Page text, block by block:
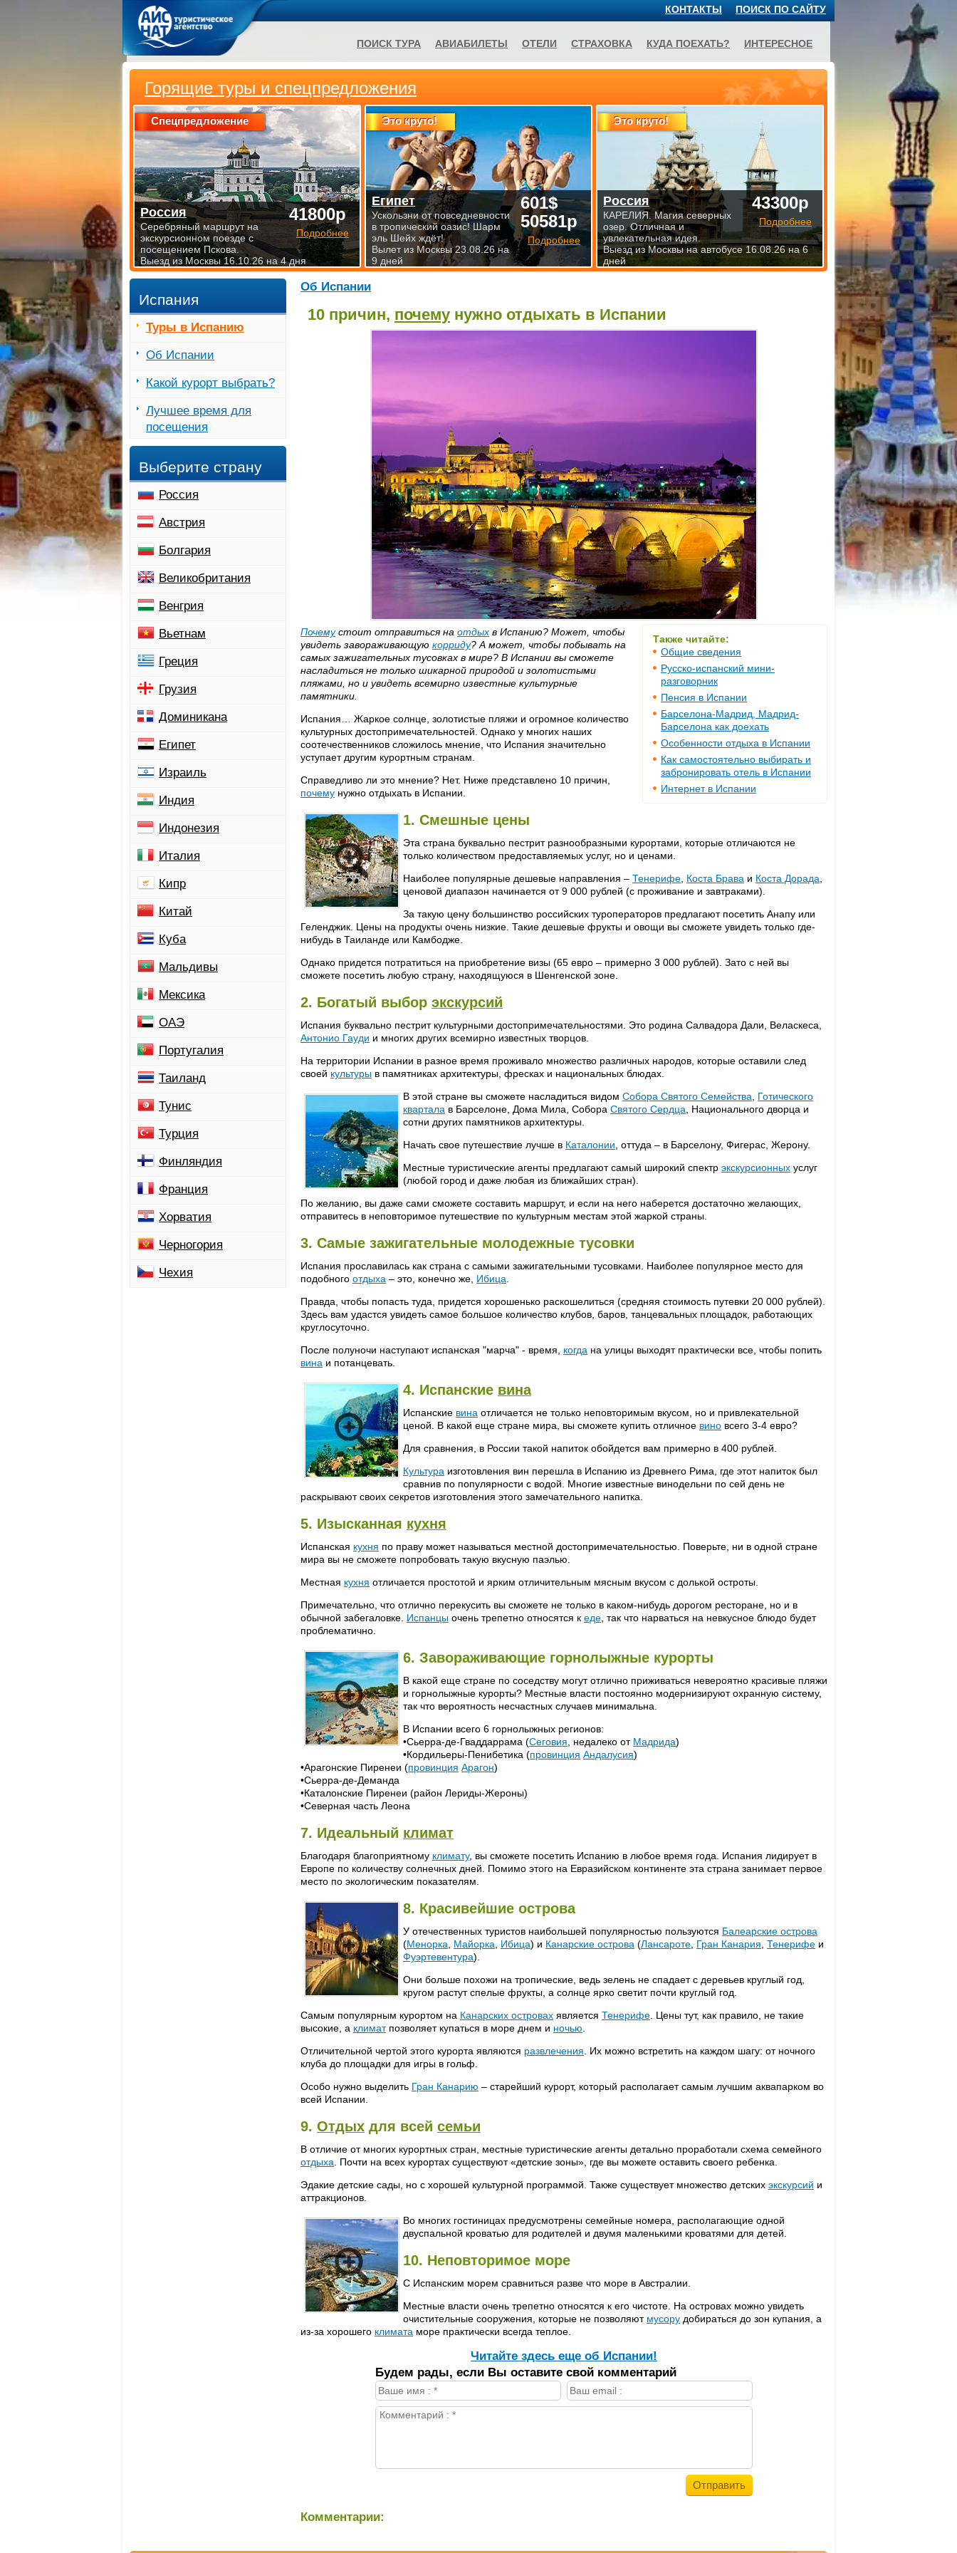
Об Испании
10 причин, почему нужно отдыхать в Испании
Также читайте:
Общие сведения
Русско-испанский мини-
разговорник
Пенсия в Испании
Барселона-Мадрид, Мадрид-
Барселона как доехать
Особенности отдыха в Испании
Как самостоятельно выбирать и
забронировать отель в Испании
Интернет в Испании
Почемустоит отправиться на отдых в Испанию? Может, чтобы
увидеть завораживающую корриду? А может, чтобы побывать на
самых зажигательных тусовках в мире? В Испании вы сможете
насладиться не только шикарной природой и золотистыми
пляжами, но и увидеть всемирно известные культурные
памятники.
Испания… Жаркое солнце, золотистые пляжи и огромное количество
культурных достопримечательностей. Однако у многих наших
соотечественников сложилось мнение, что Испания значительно
уступает другим курортным странам.
Справедливо ли это мнение? Нет. Ниже представлено 10 причин,
почему нужно отдыхать в Испании.
1. Смешные цены
Эта страна буквально пестрит разнообразными курортами, которые отличаются не
только количеством предоставляемых услуг, но и ценами.
Наиболее популярные дешевые направления – Тенерифе Коста Брава и Коста Дорада
ценовой диапазон начинается от 9 000 рублей (с проживание и завтраками).
За такую цену большинство российских туроператоров предлагают посетить Анапу или
Геленджик. Цены на продукты очень низкие. Такие дешевые фрукты и овощи вы сможете увидеть только где-
нибудь в Таиланде или Камбодже.
Однако придется потратиться на приобретение визы (65 евро – примерно 3 000 рублей). Зато с ней вы
сможете посетить любую страну, находящуюся в Шенгенской зоне.
2. Богатый выбор экскурсий
Испания буквально пестрит культурными достопримечательностями. Это родина Салвадора Дали, Веласкеса,
Антонио Гауди и многих других всемирно известных творцов.
На территории Испании в разное время проживало множество различных народов, которые оставили след
своей культуры в памятниках архитектуры, фресках и национальных блюдах.
В этой стране вы сможете насладиться видом Собора Святого Семейства
Готического
квартала в Барселоне, Дома Мила, Собора Святого Сердца , Национального дворца и
сотни других памятников архитектуры.
Начать свое путешествие лучше в Каталонии , оттуда – в Барселону, Фигерас, Жерону.
Местные туристические агенты предлагают самый широкий спектр экскурсионных услуг
(любой город и даже любая из ближайших стран).
По желанию, вы даже сами сможете составить маршрут, и если на него наберется достаточно желающих,
отправитесь в неповторимое путешествие по культурным местам этой жаркой страны.
3. Самые зажигательные молодежные тусовки
Испания прославилась как страна с самыми зажигательными тусовками. Наиболее популярное место для
подобного отдыха – это, конечно же, Ибица
Правда, чтобы попасть туда, придется хорошенько раскошелиться (средняя стоимость путевки 20 000 рублей).
Здесь вам удастся увидеть самое большое количество клубов, баров, танцевальных площадок, работающих
круглосуточно.
После полуночи наступают испанская "марча" - время, когда на улицы выходят практически все, чтобы попить
вина и потанцевать.
4. Испанские вина
Испанские вина отличается не только неповторимым вкусом, но и привлекательной
ценой. В какой еще стране мира, вы сможете купить отличное вино всего 3-4 евро?
Для сравнения, в России такой напиток обойдется вам примерно в 400 рублей.
Культура изготовления вин перешла в Испанию из Древнего Рима, где этот напиток был
сравнив по популярности с водой. Многие известные винодельни по сей день не
раскрывают своих секретов изготовления этого замечательного напитка.
5. Изысканная кухня
Испанская кухня по праву может называться местной достопримечательностью. Поверьте, ни в одной стране
мира вы не сможете попробовать такую вкусную паэлью.
Местная кухня отличается простотой и ярким отличительным мясным вкусом с долькой остроты.
Примечательно, что отлично перекусить вы сможете не только в каком-нибудь дорогом ресторане, но и в
обычной забегаловке. Испанцы очень трепетно относятся к еде , так что нарваться на невкусное блюдо будет
проблематично.
6. Завораживающие горнолыжные курорты
В какой еще стране по соседству могут отлично приживаться невероятно красивые пляжи
и горнолыжные курорты? Местные власти постоянно модернизируют охранную систему,
так что вероятность несчастных случаев минимальна.
В Испании всего 6 горнолыжных регионов:
•Сьерра-де-Гваддаррама (Сеговия , недалеко от Мадрида)
•Кордильеры-Пенибетика (провинция Андалусия)
•Арагонские Пиренеи (провинция Арагон)
•Сьерра-де-Деманда
•Каталонские Пиренеи (район Лериды-Жероны)
•Северная часть Леона
7. Идеальный климат
Благодаря благоприятному климату, вы сможете посетить Испанию в любое время года. Испания лидирует в
Европе по количеству солнечных дней. Помимо этого на Евразийском континенте эта страна занимает первое
место по экологическим показателям.
8. Красивейшие острова
У отечественных туристов наибольшей популярностью пользуются Балеарские острова
(Менорка Майорка Ибица) и Канарские острова (Лансароте Гран Канария Тенерифе и
Фуэртевентура).
Они больше похожи на тропические, ведь зелень не спадает с деревьев круглый год,
кругом растут спелые фрукты, а солнце ярко светит почти круглый год.
Самым популярным курортом на Канарских островах является Тенерифе . Цены тут, как правило, не такие
высокие, а климатпозволяет купаться в море днем и ночью
Отличительной чертой этого курорта являются развлечения . Их можно встретить на каждом шагу: от ночного
клуба до площадки для игры в гольф.
Особо нужно выделить Гран Канарию – старейший курорт, который располагает самым лучшим аквапарком во
всей Испании.
9. Отдых для всей семьи
В отличие от многих курортных стран, местные туристические агенты детально проработали схема семейного
отдыха . Почти на всех курортах существуют «детские зоны», где вы можете оставить своего ребенка.
Эдакие детские сады, но с хорошей культурной программой. Также существует множество детских экскурсий и
аттракционов.
Во многих гостиницах предусмотрены семейные номера, располагающие одной
двуспальной кроватью для родителей и двумя маленькими кроватями для детей.
10. Неповторимое море
С Испанским морем сравниться разве что море в Австралии.
Местные власти очень трепетно относятся к его чистоте. На островах можно увидеть
очистительные сооружения, которые не позволяют мусору добираться до зон купания, а
из-за хорошего климата море практически всегда теплое.
Читайте здесь еще об Испании!
Будем рады, если Вы оставите свой комментарий
Комментарии:
Испания
Туры в Испанию
Об Испании
Какой курорт выбрать?
Лучшее время для
посещения
Выберите страну
Россия
Австрия
Болгария
Великобритания
Венгрия
Вьетнам
Греция
Грузия
Доминикана
Египет
Израиль
Индия
Индонезия
Италия
Кипр
Китай
Куба
Мальдивы
Мексика
ОАЭ
Португалия
Таиланд
Тунис
Турция
Финляндия
Франция
Хорватия
Черногория
Чехия
Горящие туры и спецпредложения
Спецпредложение
41800р
Подробнее
Россия
Серебряный маршрут на
экскурсионном поезде с
посещением Пскова.
Выезд из Москвы 16.10.26 на 4 дня
Это круто!
601$
50581р
Подробнее
Египет
Ускользни от повседневности
в тропический оазис! Шарм
эль Шейх ждёт!
Вылет из Москвы 23.08.26 на
9 дней
Это круто!
43300р
Подробнее
Россия
КАРЕЛИЯ. Магия северных
озер. Отличная и
увлекательная идея.
Выезд из Москвы на автобусе 16.08.26 на 6
дней
ПОИСК ПО САЙТУ
КОНТАКТЫ
ПОИСК ТУРА АВИАБИЛЕТЫ ОТЕЛИ СТРАХОВКА КУДА ПОЕХАТЬ? ИНТЕРЕСНОЕ